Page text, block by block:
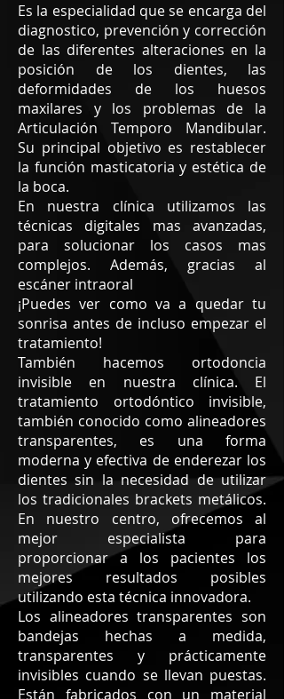
Es la especialidad que se encarga del
diagnostico, prevención y corrección
de las diferentes alteraciones en la
posición de los dientes, las
deformidades de los huesos
maxilares y los problemas de la
Articulación Temporo Mandibular.
Su principal objetivo es restablecer
la función masticatoria y estética de
la boca.
En nuestra clínica utilizamos las
técnicas digitales mas avanzadas,
para solucionar los casos mas
complejos. Además, gracias al
escáner intraoral
¡Puedes ver como va a quedar tu
sonrisa antes de incluso empezar el
tratamiento!
También hacemos ortodoncia
invisible en nuestra clínica.
El
tratamiento ortodóntico invisible,
también conocido como alineadores
transparentes, es una forma
moderna y efectiva de enderezar los
dientes sin la necesidad de utilizar
los tradicionales brackets metálicos.
En nuestro centro, ofrecemos al
mejor especialista para
proporcionar a los pacientes los
mejores resultados posibles
utilizando esta técnica innovadora.
Los alineadores transparentes son
bandejas hechas a medida,
transparentes y prácticamente
invisibles cuando se llevan puestas.
Están fabricados con un material